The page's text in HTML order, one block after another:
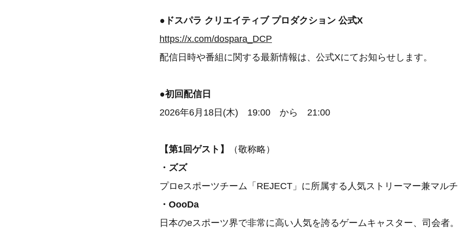
●ドスパラ クリエイティブ プロダクション 公式X
https://x.com/dospara_DCP
配信日時や番組に関する最新情報は、公式Xにてお知らせします。
●初回配信日
2026年6月18日(木) 19:00 から 21:00
【第1回ゲスト】
（敬称略）
・ズズ
プロeスポーツチーム「REJECT」に所属する人気ストリーマー兼マルチ
・OooDa
日本のeスポーツ界で非常に高い人気を誇るゲームキャスター、司会者。